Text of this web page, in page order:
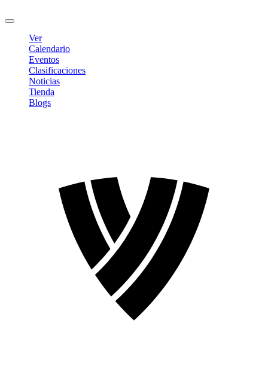
Ver
Calendario
Eventos
Clasificaciones
Noticias
Tienda
Blogs